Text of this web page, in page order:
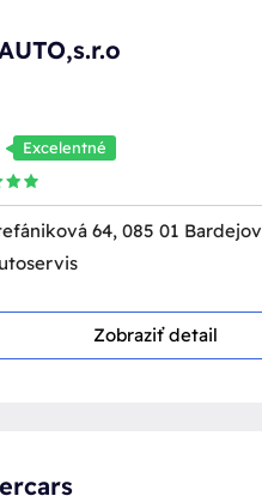
Excelentné
64, 085 01 Bardejov
Zobraziť detail